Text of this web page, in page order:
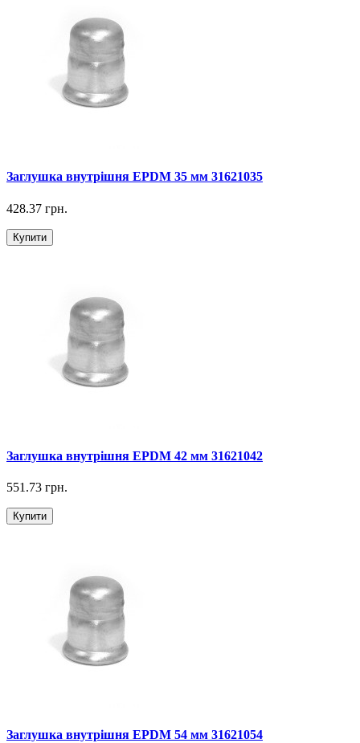
Заглушка внутрішня EPDM 35 мм 31621035
428.37 грн.
Купити
Заглушка внутрішня EPDM 42 мм 31621042
551.73 грн.
Купити
Заглушка внутрішня EPDM 54 мм 31621054